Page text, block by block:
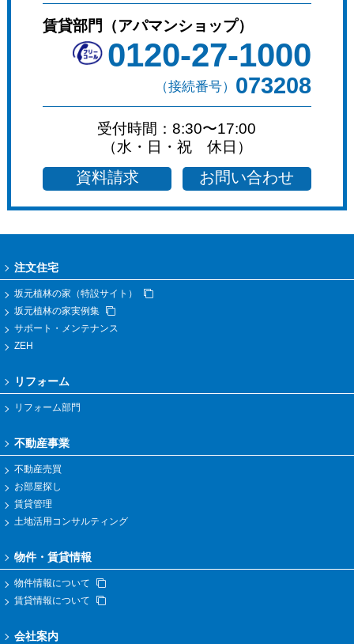
賃貸部門（アパマンショップ）
0120-27-1000
（接続番号） 073208
受付時間：8:30〜17:00
（水・日・祝 休日）
資料請求 お問い合わせ
注文住宅
坂元植林の家（特設サイト）
坂元植林の家実例集
サポート・メンテナンス
ZEH
リフォーム
リフォーム部門
不動産事業
不動産売買
お部屋探し
賃貸管理
土地活用コンサルティング
物件・賃貸情報
物件情報について
賃貸情報について
会社案内